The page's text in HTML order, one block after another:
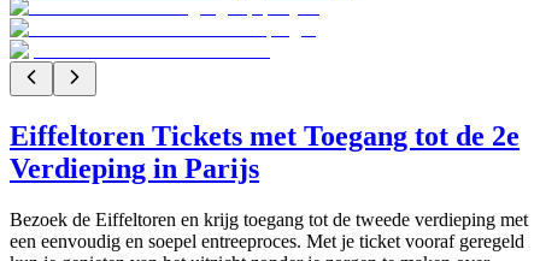
Eiffeltoren Tickets met Toegang tot de 2e
Verdieping in Parijs
Bezoek de Eiffeltoren en krijg toegang tot de tweede verdieping met
een eenvoudig en soepel entreeproces. Met je ticket vooraf geregeld